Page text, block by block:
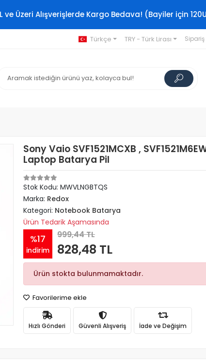
ve Üzeri Alışverişlerde Kargo Bedava! (Bayiler için
Türkçe TRY - Türk Lirası
Sony Vaio SVF1521MCXB ,
Laptop Batarya Pil
Stok Kodu: MWVLNGBTQS
Marka: Redox
Kategori: Notebook Batarya
Ürün Tedarik Aşamasında
%17
indirim
999,44 TL
828,48 TL
Ürün stokta bulunmamaktadır.
Favorilerime ekle
Hızlı Gönderi Güvenli Alışveriş İade ve Değişim